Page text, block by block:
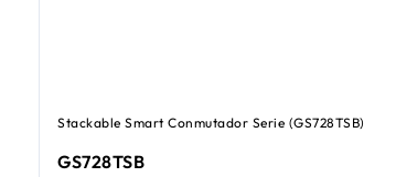
Stackable Smart Conmutador Serie (GS728TSB)
GS728TSB